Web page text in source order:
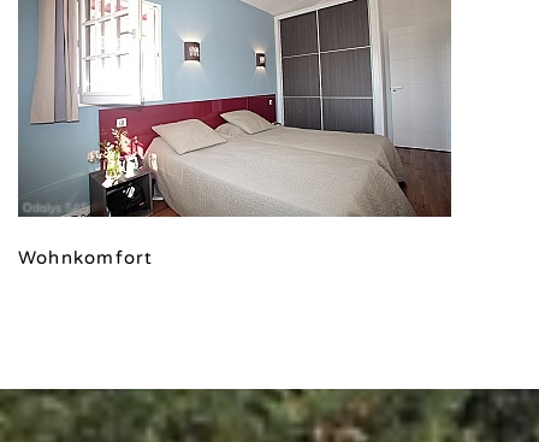
Odalys SAS
Wohnkomfort